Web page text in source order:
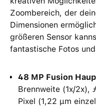
Zoombereich, der
Dimensionen
größeren Sensor
fantastische Fotos
48 MP Fusion
Brennweite (1x/2x),
Pixel (1,22 μm